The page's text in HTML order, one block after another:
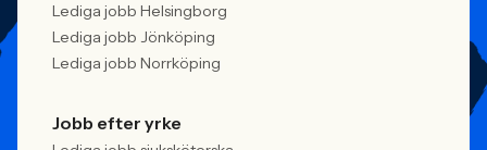
Lediga jobb Helsingborg
Lediga jobb Jönköping
Lediga jobb Norrköping
Jobb efter yrke